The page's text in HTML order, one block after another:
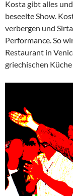
Kosta gibt alles
beseelte Show.
verbergen und
Performance. So
Restaurant in
griechischen